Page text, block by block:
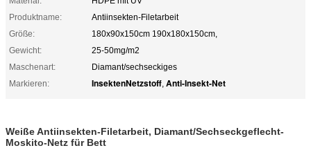
Produktname:
Antiinsekten-Filetarbeit
Größe:
180x90x150cm 190x180x150cm,
Gewicht:
25-50mg/m2
Maschenart:
Diamant/sechseckiges
Markieren:
InsektenNetzstoff, Anti-Insekt-Net
Weiße Antiinsekten-Filetarbeit, Diamant/Sechseckgeflecht-
Moskito-Netz für Bett